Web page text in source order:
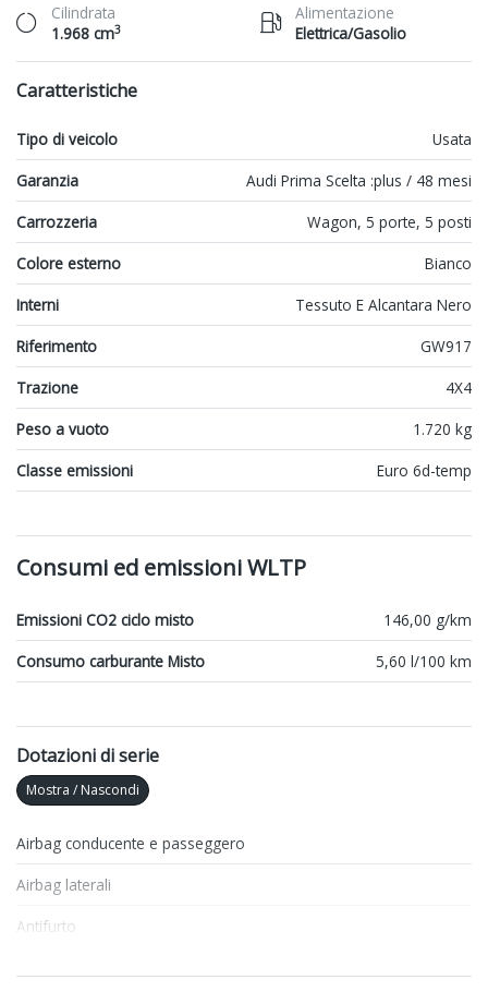
Cilindrata
1.968 cm3
Alimentazione
Elettrica/Gasolio
Caratteristiche
Tipo di veicolo
Usata
Garanzia
Audi Prima Scelta :plus / 48 mesi
Carrozzeria
Wagon, 5 porte, 5 posti
Colore esterno
Bianco
Interni
Tessuto E Alcantara Nero
Riferimento
GW917
Trazione
4X4
Peso a vuoto
1.720 kg
Classe emissioni
Euro 6d-temp
Consumi ed emissioni WLTP
Emissioni CO2 ciclo misto
146,00 g/km
Consumo carburante Misto
5,60 l/100 km
Dotazioni di serie
Mostra / Nascondi
Airbag conducente e passeggero
Airbag laterali
Antifurto